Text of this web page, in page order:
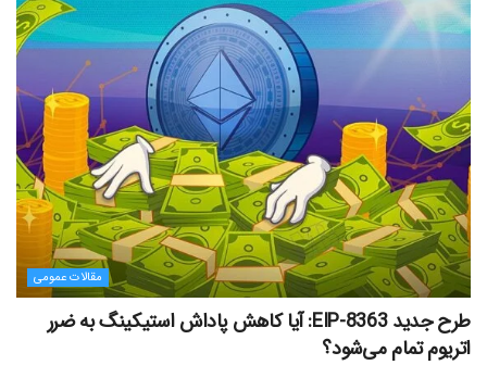
مقالات عمومی
طرح جدید EIP-8363: آیا کاهش پاداش استیکینگ به ضرر
اتریوم تمام می‌شود؟